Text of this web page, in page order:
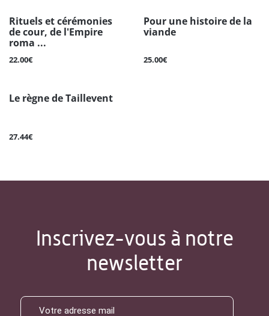
Rituels et cérémonies
de cour, de l'Empire
roma ...
22.00€
Pour une histoire de la
viande
25.00€
Le règne de Taillevent
27.44€
Inscrivez-vous à notre
newsletter